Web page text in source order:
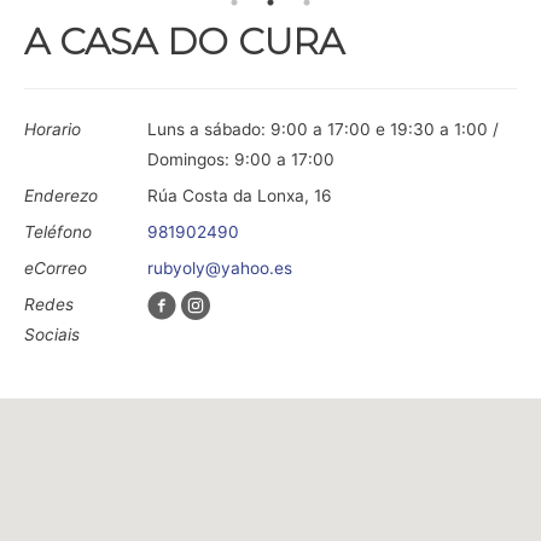
A CASA DO CURA
Horario
Luns a sábado: 9:00 a 17:00 e 19:30 a 1:00 /
Domingos: 9:00 a 17:00
Enderezo
Rúa Costa da Lonxa, 16
Teléfono
981902490
eCorreo
rubyoly@yahoo.es
Redes
Sociais